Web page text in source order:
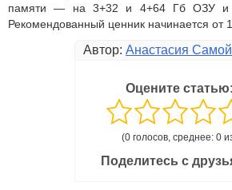
памяти — на 3+32 и 4+64 Гб ОЗУ и
Рекомендованный ценник начинается от
Автор: Анастасия
Оцените статью:
(0 голосов, среднее: 0
Поделитесь с